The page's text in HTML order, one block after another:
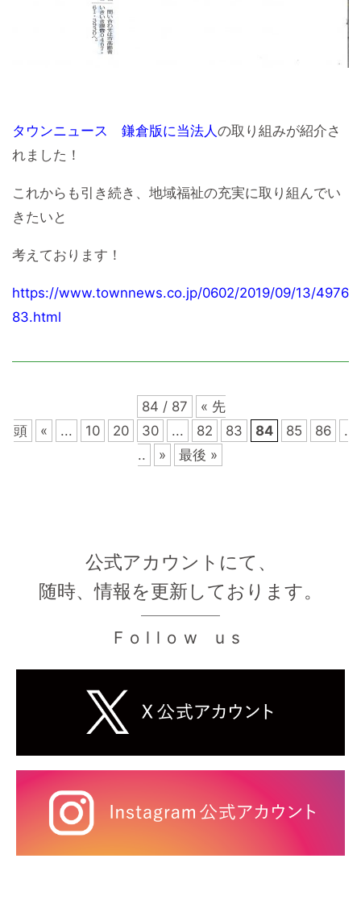
タウンニュース 鎌倉版に当法人の取り組みが紹介さ
れました！
これからも引き続き、地域福祉の充実に取り組んでい
きたいと
考えております！
https://www.townnews.co.jp/0602/2019/09/13/4976
83.html
84 / 87
« 先
頭
« ... 10 20 30 ... 82 83 84 85 86
.
..
» 最後 »
公式アカウントにて、
随時、情報を更新しております。
Follow us